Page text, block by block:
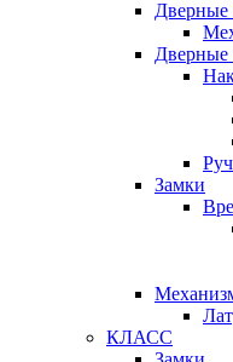
Дверные
Дверные
Замки
КЛАСС